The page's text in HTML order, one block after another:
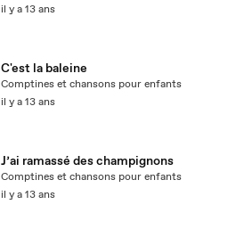
il y a 13 ans
C'est la baleine
Comptines et chansons pour enfants
il y a 13 ans
J’ai ramassé des champignons
Comptines et chansons pour enfants
il y a 13 ans